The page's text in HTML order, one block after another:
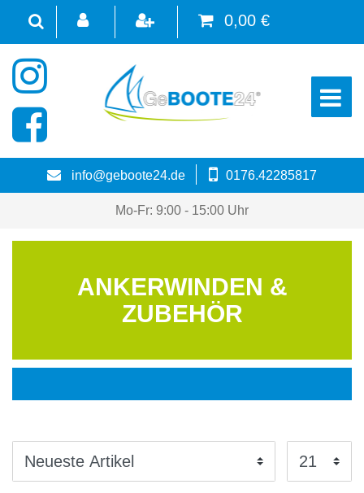
0,00 €
☰
info@geboote24.de 0176.42285817
Mo-Fr: 9:00 - 15:00 Uhr
ANKERWINDEN &
ZUBEHÖR